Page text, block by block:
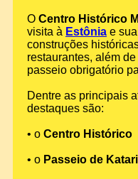
O Centro Histórico
visita à Estônia e
construções
restaurantes, além
passeio obrigatório
Dentre as principais
destaques são:
• o Centro Histórico
• o Passeio de